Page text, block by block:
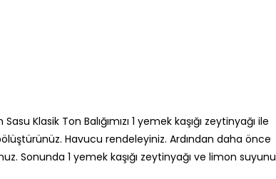
Klasik Ton Balığımızı 1 yemek kaşığı zeytinyağı ile
Havucu rendeleyiniz. Ardından daha önce
Sonunda 1 yemek kaşığı zeytinyağı ve limon suyunu